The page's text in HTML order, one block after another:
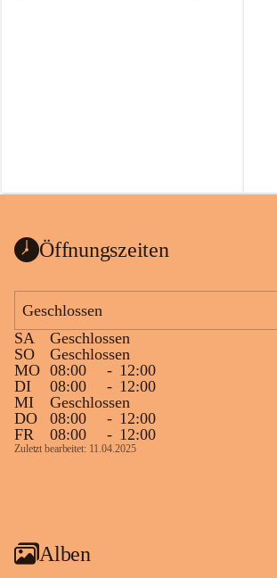
Öffnungszeiten
Geschlossen
SA
Geschlossen
SO
Geschlossen
MO 08:00 - 12:00
DI
08:00 - 12:00
MI
Geschlossen
DO
08:00 - 12:00
FR
08:00 - 12:00
Zuletzt bearbeitet: 11.04.2025
Alben